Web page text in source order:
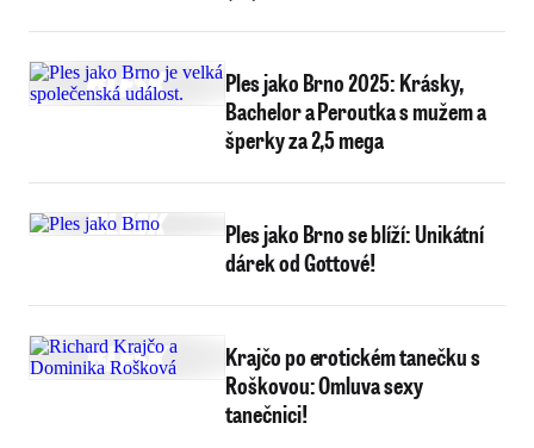
Ples jako Brno 2025: Krásky,
Bachelor a Peroutka s mužem a
šperky za 2,5 mega
Ples jako Brno se blíží: Unikátní
dárek od Gottové!
Krajčo po erotickém tanečku s
Roškovou: Omluva sexy
tanečnici!